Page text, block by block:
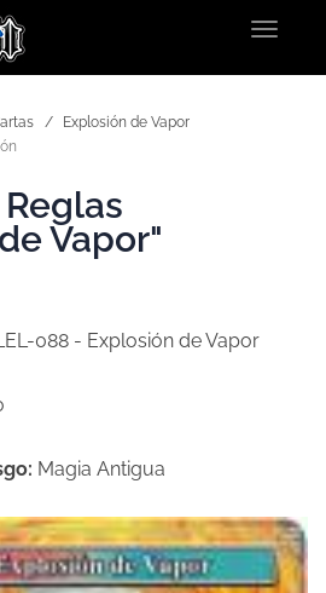
Toggle
Explosión de Vapor
Vapor"
088 - Explosión de Vapor
Magia Antigua